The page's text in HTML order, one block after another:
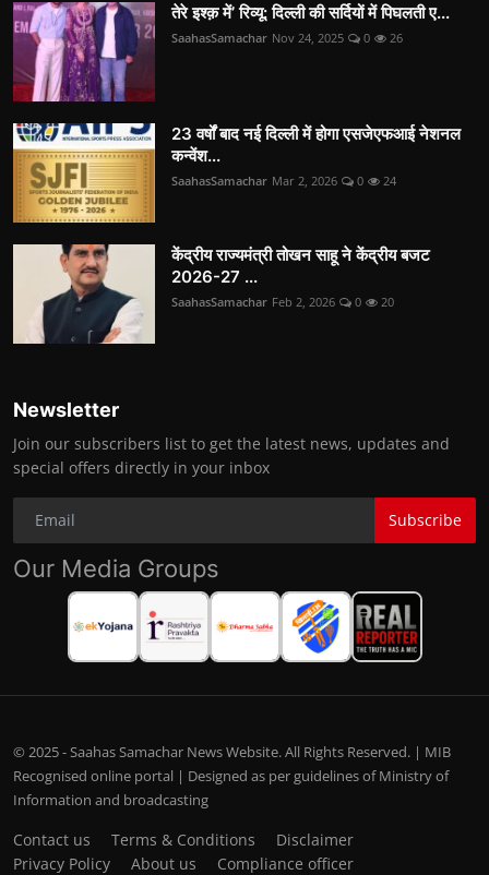
तेरे इश्क़ में’ रिव्यू: दिल्ली की सर्दियों में पिघलती ए...
SaahasSamachar Nov 24, 2025 0 26
23 वर्षों बाद नई दिल्ली में होगा एसजेएफआई नेशनल
कन्वेंश...
SaahasSamachar Mar 2, 2026 0 24
केंद्रीय राज्यमंत्री तोखन साहू ने केंद्रीय बजट
2026-27 ...
SaahasSamachar Feb 2, 2026 0 20
Newsletter
Join our subscribers list to get the latest news, updates and
special offers directly in your inbox
Subscribe
Our Media Groups
© 2025 - Saahas Samachar News Website. All Rights Reserved. | MIB
Recognised online portal | Designed as per guidelines of Ministry of
Information and broadcasting
Contact us Terms & Conditions
Disclaimer
Privacy Policy
About us Compliance officer